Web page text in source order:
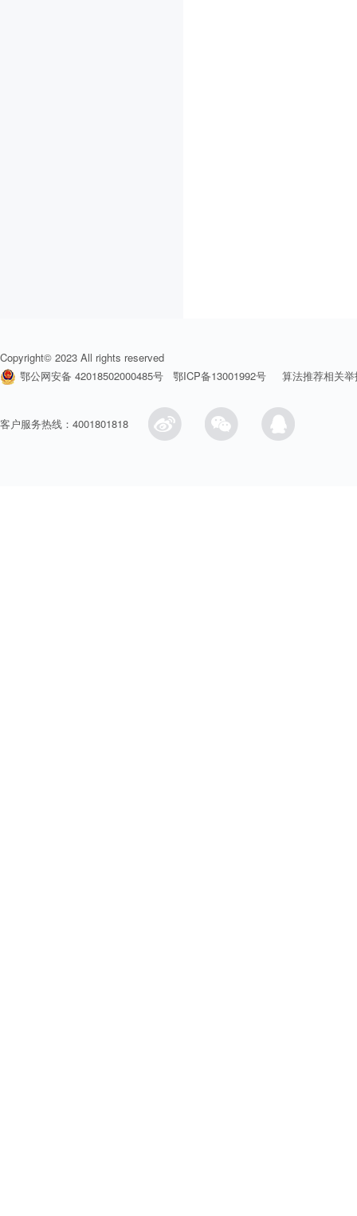
Copyright© 2023 All rights reserved
鄂公网安备 42018502000485号
鄂ICP备13001992号 算法推荐相关
客户服务热线：4001801818